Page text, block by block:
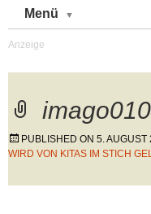
Menü
PUBLISHED ON 5. AUGUST
WIRD VON KITAS IM STICH